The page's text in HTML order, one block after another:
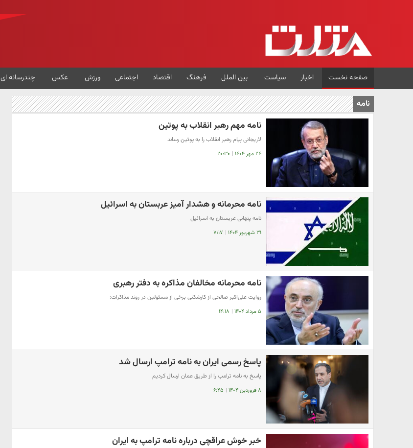
صفحه نخست اخبار سیاست بین الملل فرهنگ اقتصاد اجتماعی ورزش عکس چندرسانه ای
نامه
نامه مهم رهبر انقلاب به پوتین
لاریجانی پیام رهبر انقلاب را به پوتین رساند
۲۴ مهر ۱۴۰۴ | ۲۰:۳۰
نامه محرمانه و هشدار آمیز عربستان به اسرائیل
نامه پنهانی عربستان به اسرائیل
۳۱ شهریور ۱۴۰۴ | ۷:۱۷
نامه محرمانه مخالفان مذاکره به دفتر رهبری
روایت علی‌اکبر صالحی از کارشکنی برخی از مسئولین در روند مذاکرات:
۵ مرداد ۱۴۰۴ | ۱۴:۱۸
پاسخ رسمی ایران به نامه ترامپ ارسال شد
پاسخ به نامه ترامپ را از طریق عمان ارسال کردیم
۸ فروردین ۱۴۰۴ | ۶:۴۵
خبر خوش عراقچی درباره نامه ترامپ به ایران